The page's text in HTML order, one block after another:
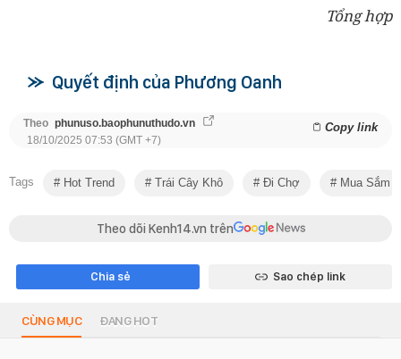
Tổng hợp
Quyết định của Phương Oanh
Theo phunuso.baophunuthudo.vn Copy link
18/10/2025 07:53 (GMT +7)
Tags Hot Trend Trái Cây Khô Đi Chợ Mua Sắm
Theo dõi Kenh14.vn trên
Chia sẻ Sao chép link
CÙNG MỤC ĐANG HOT